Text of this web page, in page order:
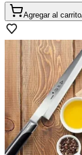
Agregar al carrito